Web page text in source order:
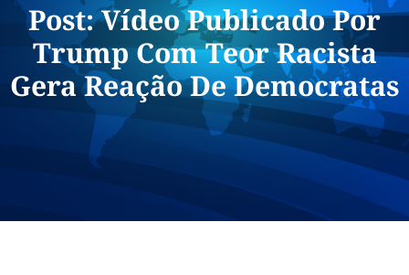
Post: Vídeo Publicado Por
Trump Com Teor Racista
Gera Reação De Democratas